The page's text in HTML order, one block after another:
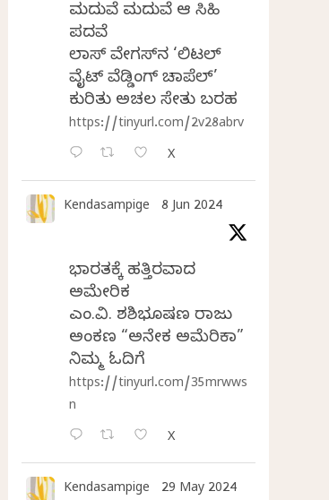
ಮದುವೆ ಮದುವೆ ಆ ಸಿಹಿ
ಪದವೆ
ಲಾಸ್‌ ವೇಗಸ್‌ನ ‘ಲಿಟಲ್
ವೈಟ್ ವೆಡ್ಡಿಂಗ್ ಚಾಪೆಲ್’
ಕುರಿತು ಅಚಲ ಸೇತು ಬರಹ
https://tinyurl.com/2v28abrv
X
Kendasampige 8 Jun 2024
ಭಾರತಕ್ಕೆ ಹತ್ತಿರವಾದ
ಅಮೇರಿಕ
ಎಂ.ವಿ. ಶಶಿಭೂಷಣ ರಾಜು
ಅಂಕಣ “ಅನೇಕ ಅಮೆರಿಕಾ”
ನಿಮ್ಮ ಓದಿಗೆ
https://tinyurl.com/35mrwws
n
X
Kendasampige 29 May 2024